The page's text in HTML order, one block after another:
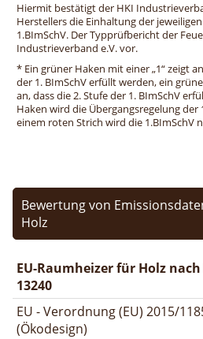
Hiermit bestätigt der HKI
Herstellers die Einhaltung der
1.BImSchV. Der Typprüfbericht der
Industrieverband e.V. vor.
* Ein grüner Haken mit einer „1“ zeigt
der 1. BImSchV erfüllt werden, ein
an, dass die 2. Stufe der 1. BImSchV
Haken wird die Übergangsregelung der
einem roten Strich wird die 1.BImSchV
Bewertung von
Holz
EU-Raumheizer für Holz nach
13240
EU - Verordnung (EU) 2015/
(Ökodesign)